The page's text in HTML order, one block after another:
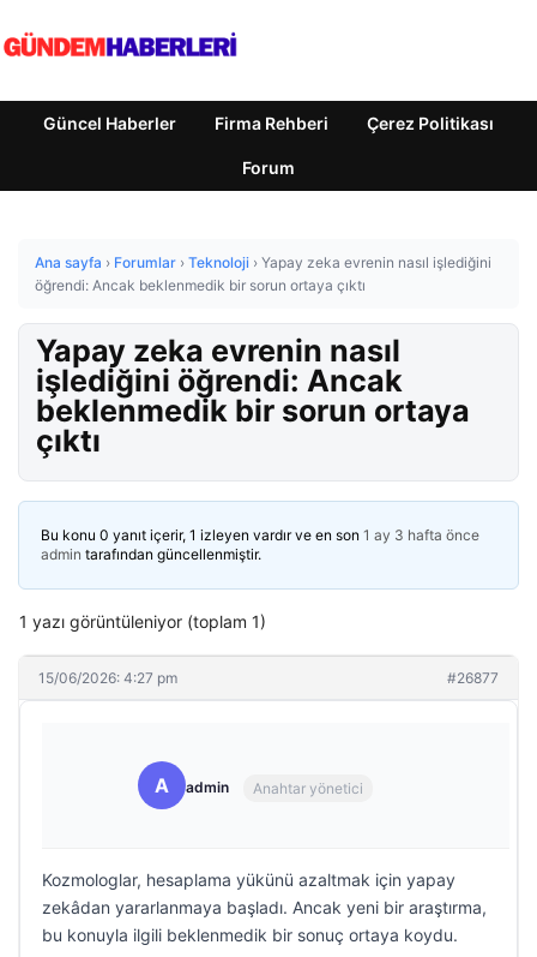
Güncel Haberler Firma Rehberi Çerez Politikası
Forum
Ana sayfa › Forumlar › Teknoloji › Yapay zeka evrenin nasıl işlediğini
öğrendi: Ancak beklenmedik bir sorun ortaya çıktı
Yapay zeka evrenin nasıl
işlediğini öğrendi: Ancak
beklenmedik bir sorun ortaya
çıktı
Bu konu 0 yanıt içerir, 1 izleyen vardır ve en son 1 ay 3 hafta önce
admin tarafından güncellenmiştir.
1 yazı görüntüleniyor (toplam 1)
15/06/2026: 4:27 pm #26877
A admin Anahtar yönetici
Kozmologlar, hesaplama yükünü azaltmak için yapay
zekâdan yararlanmaya başladı. Ancak yeni bir araştırma,
bu konuyla ilgili beklenmedik bir sonuç ortaya koydu.